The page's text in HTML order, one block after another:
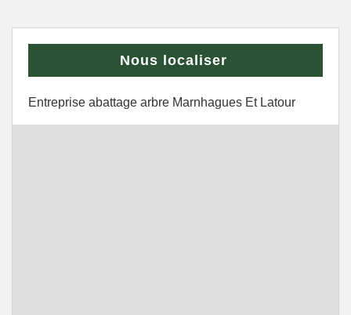
Nous localiser
Entreprise abattage arbre Marnhagues Et Latour